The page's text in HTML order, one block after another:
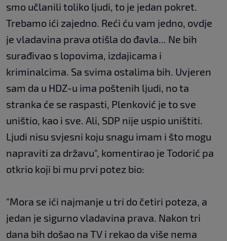
smo učlanili toliko ljudi, to je jedan pokret.
Trebamo ići zajedno. Reći ću vam jedno, ovdje
je vladavina prava otišla do đavla... Ne bih
surađivao s lopovima, izdajicama i
kriminalcima. Sa svima ostalima bih. Uvjeren
sam da u HDZ-u ima poštenih ljudi, no ta
stranka će se raspasti, Plenković je to sve
uništio, kao i sve. Ali, SDP nije uspio uništiti.
Ljudi nisu svjesni koju snagu imam i što mogu
napraviti za državu", komentirao je Todorić pa
otkrio koji bi mu prvi potez bio:
"Mora se ići najmanje u tri do četiri poteza, a
jedan je sigurno vladavina prava. Nakon tri
dana bih došao na TV i rekao da više nema